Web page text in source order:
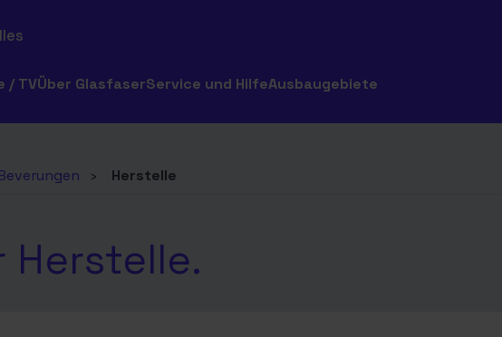
/ TVÜber GlasfaserService und HilfeAusbaugebiete
› Herstelle
Herstelle.